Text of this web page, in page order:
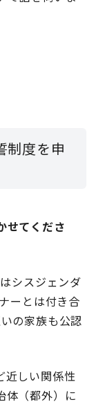
制度を申
せてくださ
シスジェンダ
ーとは付き合
の家族も公認
近しい関係性
体（都外）に